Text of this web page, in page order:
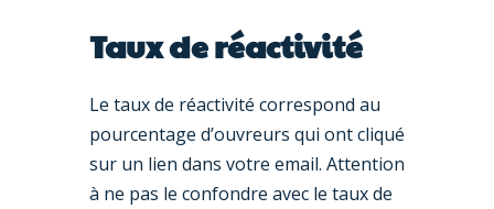
Taux de réactivité
Le taux de réactivité correspond au
pourcentage d’ouvreurs qui ont cliqué
sur un lien dans votre email. Attention
à ne pas le confondre avec le taux de